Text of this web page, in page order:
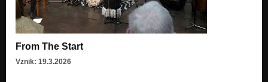
From The Start
Vznik: 19.3.2026